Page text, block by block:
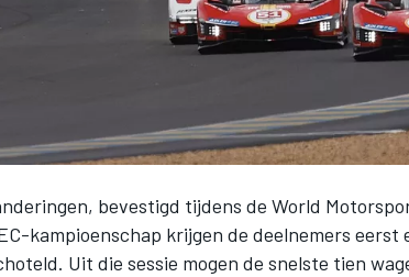
bevestigd tijdens de World
kampioenschap krijgen de deelnemers eerst
Uit die sessie mogen de snelste tien